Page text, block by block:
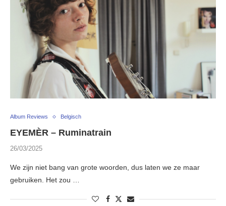
Album Reviews Belgisch
EYEMÈR – Ruminatrain
26/03/2025
We zijn niet bang van grote woorden, dus laten we ze maar
gebruiken. Het zou …